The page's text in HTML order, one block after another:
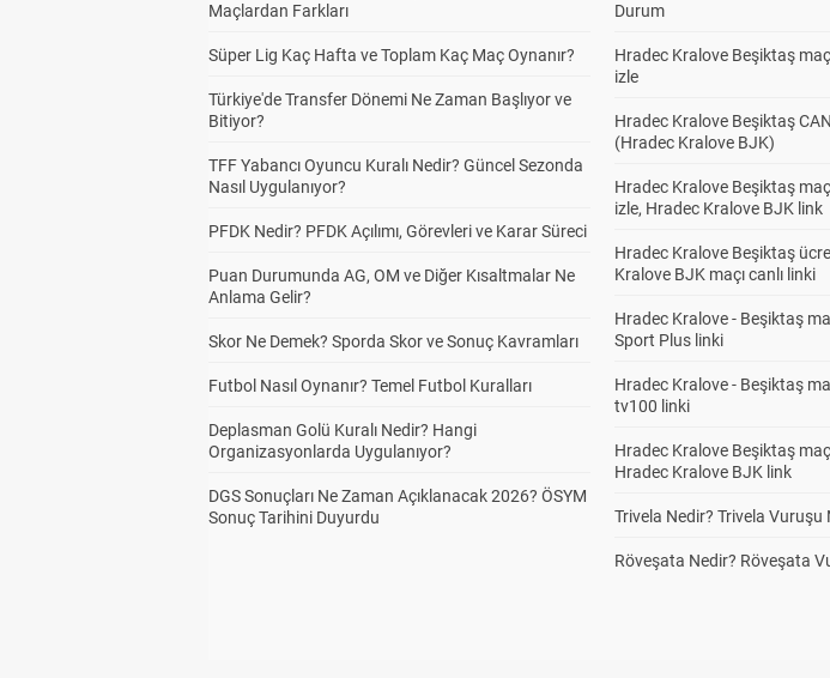
Maçlardan Farkları
Süper Lig Kaç Hafta ve Toplam Kaç Maç Oynanır?
Türkiye'de Transfer Dönemi Ne Zaman Başlıyor ve
Bitiyor?
TFF Yabancı Oyuncu Kuralı Nedir? Güncel Sezonda
Nasıl Uygulanıyor?
PFDK Nedir? PFDK Açılımı, Görevleri ve Karar Süreci
Puan Durumunda AG, OM ve Diğer Kısaltmalar Ne
Anlama Gelir?
Skor Ne Demek? Sporda Skor ve Sonuç Kavramları
Futbol Nasıl Oynanır? Temel Futbol Kuralları
Deplasman Golü Kuralı Nedir? Hangi
Organizasyonlarda Uygulanıyor?
DGS Sonuçları Ne Zaman Açıklanacak 2026? ÖSYM
Sonuç Tarihini Duyurdu
Durum
Hradec Kralove Beşiktaş
izle
Hradec Kralove Beşiktaş
(Hradec Kralove BJK)
Hradec Kralove Beşiktaş
izle, Hradec Kralove BJK link
Hradec Kralove Beşiktaş
Kralove BJK maçı canlı linki
Hradec Kralove - Beşiktaş
Sport Plus linki
Hradec Kralove - Beşiktaş
tv100 linki
Hradec Kralove Beşiktaş
Hradec Kralove BJK link
Trivela Nedir? Trivela Vuruşu
Röveşata Nedir? Röveşata